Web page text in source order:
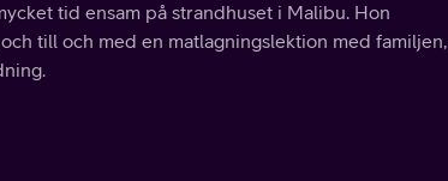
tid ensam på strandhuset i Malibu. Hon
till och med en matlagningslektion med familjen,